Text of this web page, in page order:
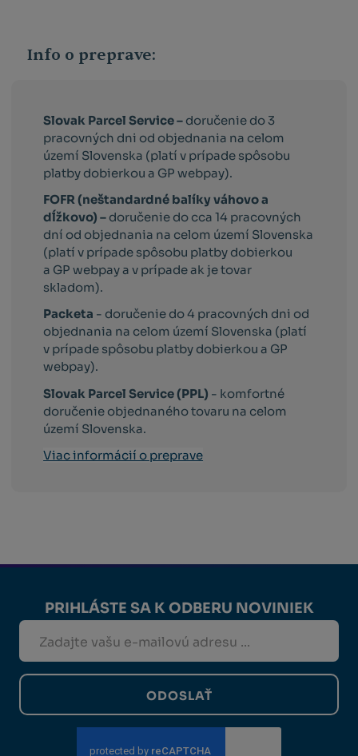
Info o preprave:
Slovak Parcel Service – doručenie do 3
pracovných dni od objednania na celom
území Slovenska (platí v prípade spôsobu
platby dobierkou a GP webpay).
FOFR (neštandardné balíky váhovo a
dĺžkovo) – doručenie do cca 14 pracovných
dní od objednania na celom území Slovenska
(platí v prípade spôsobu platby dobierkou
a GP webpay a v prípade ak je tovar
skladom).
Packeta - doručenie do 4 pracovných dni od
objednania na celom území Slovenska (platí
v prípade spôsobu platby dobierkou a GP
webpay).
Slovak Parcel Service (PPL) - komfortné
doručenie objednaného tovaru na celom
území Slovenska.
Viac informácií o preprave
PRIHLÁSTE SA K ODBERU NOVINIEK
ODOSLAŤ